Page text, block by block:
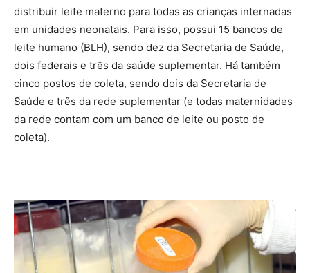
distribuir leite materno para todas as crianças internadas
em unidades neonatais. Para isso, possui 15 bancos de
leite humano (BLH), sendo dez da Secretaria de Saúde,
dois federais e três da saúde suplementar. Há também
cinco postos de coleta, sendo dois da Secretaria de
Saúde e três da rede suplementar (e todas maternidades
da rede contam com um banco de leite ou posto de
coleta).